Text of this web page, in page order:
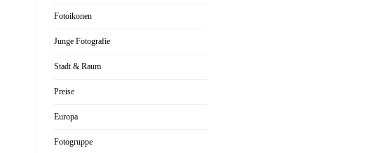
Fotoikonen
Junge Fotografie
Stadt & Raum
Preise
Europa
Fotogruppe